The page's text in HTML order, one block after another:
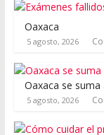
Oaxaca
5 agosto, 2026
Oaxaca se
5 agosto, 2026